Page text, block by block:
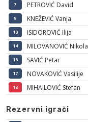
7 PETROVIĆ David
9 KNEŽEVIĆ Vanja
10 ISIDOROVIĆ Ilija
14 MILOVANOVIĆ Nikola
16 SAVIĆ Petar
17 NOVAKOVIĆ Vasilije
18 MIHAILOVIĆ Stefan
Rezervni igrači